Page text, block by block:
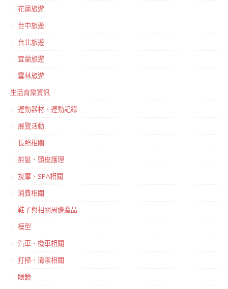
花蓮旅遊
台中旅遊
台北旅遊
宜蘭旅遊
雲林旅遊
生活育樂資訊
運動器材、運動記錄
展覽活動
長照相關
剪髮、頭皮護理
按摩、SPA相關
消費相關
鞋子與相關周邊產品
模型
汽車、機車相關
打掃、清潔相關
眼鏡